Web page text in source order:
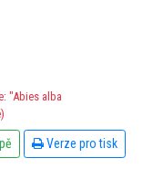
"Abies alba
Verze pro tisk